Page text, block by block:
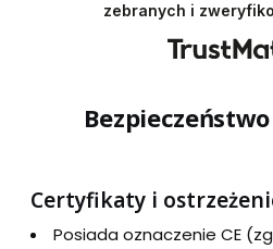
zebranych i
Certyfikaty i
Posiada oznaczenie CE